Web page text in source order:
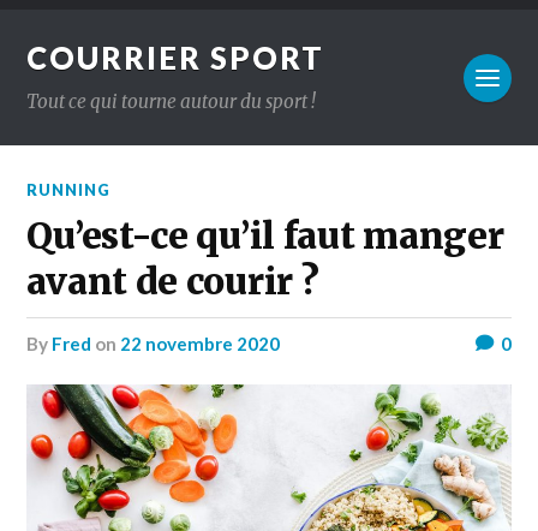
COURRIER SPORT
Tout ce qui tourne autour du sport !
RUNNING
Qu’est-ce qu’il faut manger
avant de courir ?
by Fred on 22 novembre 2020 0